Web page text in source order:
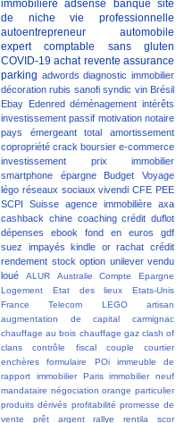
immobilière adsense banque site
de niche
vie professionnelle
autoentrepreneur
automobile
expert comptable
sans gluten
COVID-19 achat revente assurance
parking adwords diagnostic immobilier
décoration rubis sanofi syndic vin Brésil
Ebay Edenred déménagement intérêts
investissement passif motivation notaire
pays émergeant
total
amortissement
copropriété crack boursier e-commerce
investissement
prix immobilier
smartphone
épargne Budget
Voyage
légo réseaux sociaux vivendi CFE PEE
SCPI
Suisse agence immobilière axa
cashback chine coaching crédit duflot
dépenses
ebook fond en euros
gdf
suez
impayés kindle or rachat crédit
rendement stock option unilever vendu
loué
ALUR Australie
Compte Epargne
Logement
Etat des lieux
Etats-Unis
France Telecom
LEGO
artisan
augmentation de capital
carmignac
chauffage au bois chauffage gaz clash of
clans
contrôle fiscal couple
courtier
enchères
formulaire POi
immeuble de
rapport
immobilier Paris
immobilier neuf
mandataire négociation orange particulier
produits dérivés profitabilité promesse de
vente
prêt argent rallye rentila
scor